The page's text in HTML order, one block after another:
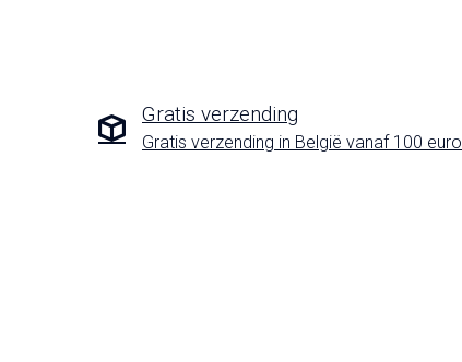
Gratis verzending
Gratis verzending in België vanaf 100 euro